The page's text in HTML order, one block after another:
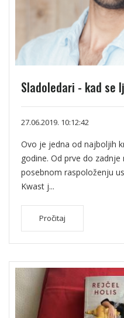
Sladoledari - kad se
27.06.2019. 10:12:42
Ovo je jedna od najboljih
godine. Od prve do
posebnom raspoloženju
Kwast j...
Pročitaj